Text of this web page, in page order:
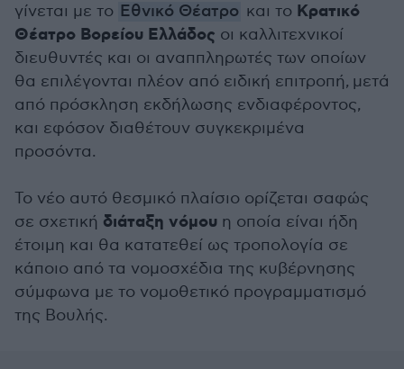
γίνεται με το Εθνικό Θέατρο και το Κρατικό
Θέατρο Βορείου Ελλάδος οι καλλιτεχνικοί
διευθυντές και οι αναππληρωτές των οποίων
θα επιλέγονται πλέον από ειδική επιτροπή, μετά
από πρόσκληση εκδήλωσης ενδιαφέροντος,
και εφόσον διαθέτουν συγκεκριμένα
προσόντα.
Το νέο αυτό θεσμικό πλαίσιο ορίζεται σαφώς
σε σχετική διάταξη νόμου η οποία είναι ήδη
έτοιμη και θα κατατεθεί ως τροπολογία σε
κάποιο από τα νομοσχέδια της κυβέρνησης
σύμφωνα με το νομοθετικό προγραμματισμό
της Βουλής.